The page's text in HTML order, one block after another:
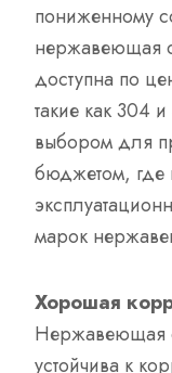
пониженному
нержавеющая
доступна по
такие как 304
выбором для
бюджетом, где
марок
Хорошая
Нержавеющая
устойчива к